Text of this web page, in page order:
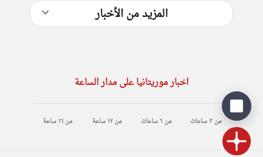
المزيد من الأخبار
اخبار موريتانيا على مدار الساعة
من ٣ ساعات من ٦ ساعات من ١٢ ساعة من ١٦ ساعة